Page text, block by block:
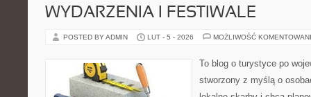
WYDARZENIA I FESTIWALE
POSTED BY ADMIN LUT - 5 - 2026 MOŻLIWOŚĆ
To blog o turystyce po
stworzony z myślą o